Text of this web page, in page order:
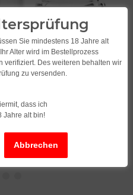
Sie mindestens 18 Jahre alt
Alter wird im Bestellprozess
verifiziert. Des weiteren behalten wir
zu versenden.
dass ich
Jahre alt bin!